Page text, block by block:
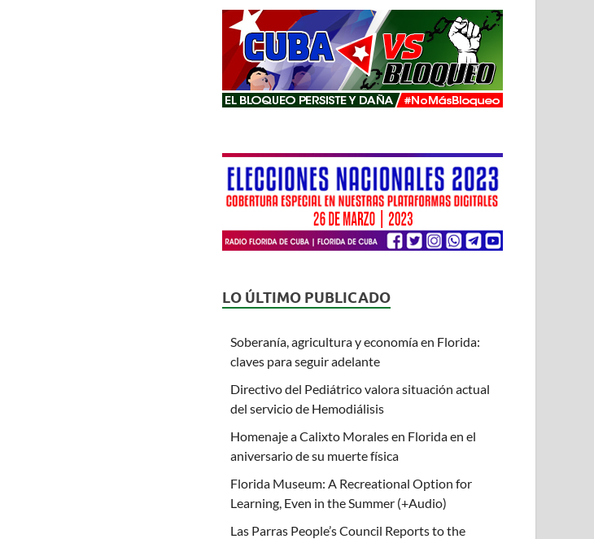
LO ÚLTIMO PUBLICADO
Soberanía, agricultura y economía en Florida:
claves para seguir adelante
Directivo del Pediátrico valora situación actual
del servicio de Hemodiálisis
Homenaje a Calixto Morales en Florida en el
aniversario de su muerte física
Florida Museum: A Recreational Option for
Learning, Even in the Summer (+Audio)
Las Parras People’s Council Reports to the